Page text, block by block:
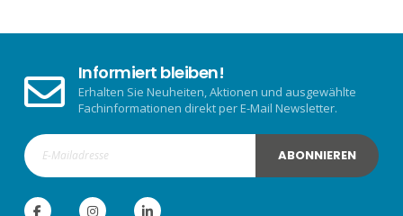
Informiert bleiben!
Erhalten Sie Neuheiten, Aktionen und ausgewählte
Fachinformationen direkt per E-Mail Newsletter.
ABONNIEREN